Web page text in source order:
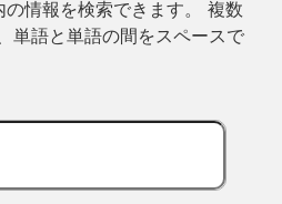
情報を検索できます。 複数
単語と単語の間をスペースで